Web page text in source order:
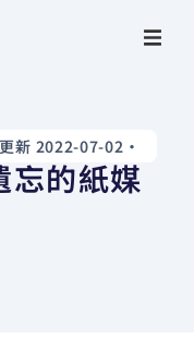
新 2022-07-02 •
忘的紙媒